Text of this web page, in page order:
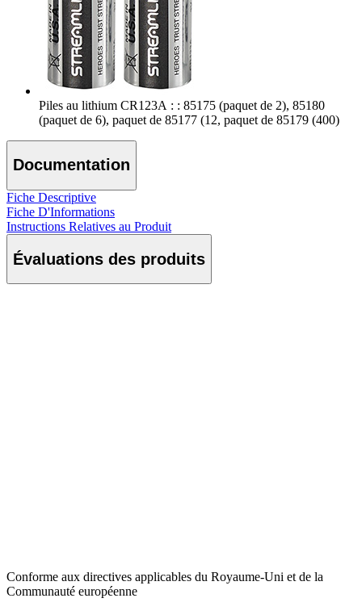
Piles au lithium CR123A : : 85175 (paquet de 2), 85180
(paquet de 6), paquet de 85177 (12, paquet de 85179 (400)
Documentation
Fiche Descriptive
Fiche D'Informations
Instructions Relatives au Produit
Évaluations des produits
Conforme aux directives applicables du Royaume-Uni et de la
Communauté européenne